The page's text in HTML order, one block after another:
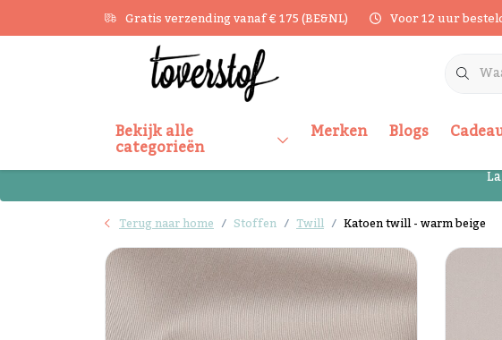
Gratis verzending vanaf € 175 (BE&NL) Voor 12 uur
Bekijk alle
categorieën
Merken Blogs
Terug naar home Stoffen Twill Katoen twill - warm beige